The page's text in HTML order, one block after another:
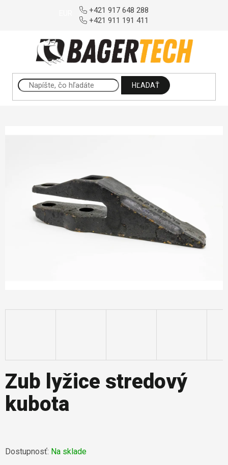
+421 917 648 288
+421 911 191 411
HĽADAŤ
Zub lyžice stredový
kubota
Dostupnosť: Na sklade